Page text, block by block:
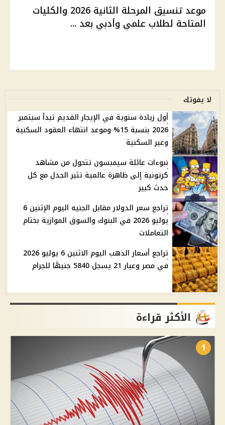
موعد تنسيق المرحلة الثانية 2026 والكليات
المتاحة لطلاب علمي وأدبي بعد ...
لا يفوتك
أول زيادة سنوية في الإيجار القديم تبدأ سبتمبر
2026 بنسبة 15% وموعد انتهاء العقود السكنية
وغير السكنية
نبوءات عائلة سيمبسون تتحول من مشاهد
كرتونية إلى ظاهرة عالمية تثير الجدل مع كل
حدث كبير
تراجع سعر الدولار مقابل الجنيه اليوم الإثنين 6
يوليو 2026 في البنوك والسوق الموازية بختام
التعاملات
تراجع أسعار الذهب اليوم الاثنين 6 يوليو 2026
في مصر وعيار 21 يسجل 5840 جنيهًا للجرام
الأكثر قراءة
1